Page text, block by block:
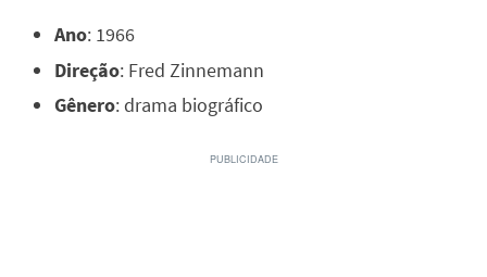
Ano: 1966
Direção: Fred Zinnemann
Gênero: drama biográfico